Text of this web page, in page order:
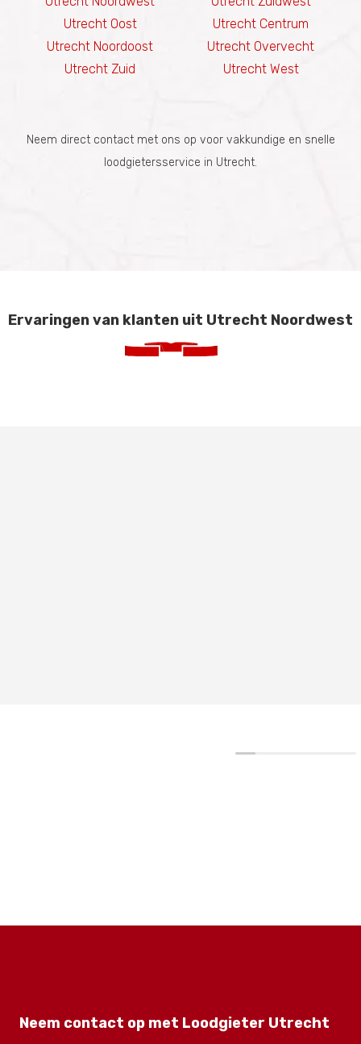
Utrecht Oost
Utrecht Centrum
Utrecht Noordoost
Utrecht Overvecht
Utrecht Zuid
Utrecht West
Neem direct contact met ons op voor vakkundige en snelle
loodgietersservice in Utrecht.
Ervaringen van klanten uit Utrecht Noordwest
Neem contact op met Loodgieter Utrecht